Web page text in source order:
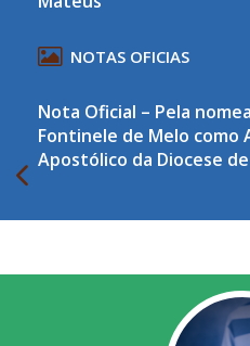
NOTAS OFICIAS
Nota Oficial – Pela
Fontinele de Melo como
Apostólico da Diocese